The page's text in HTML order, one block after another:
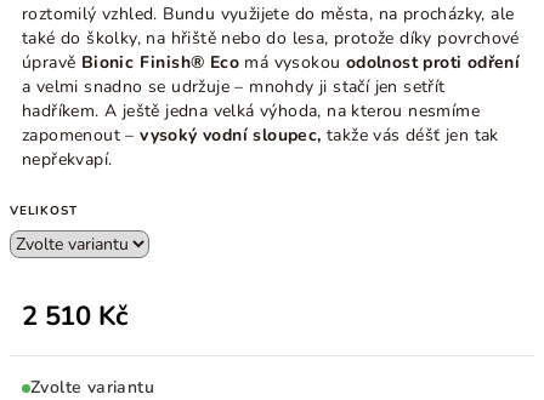
roztomilý vzhled. Bundu využijete do města, na procházky, ale
také do školky, na hřiště nebo do lesa, protože díky povrchové
úpravě Bionic Finish® Eco má vysokou odolnost proti odření
a velmi snadno se udržuje– mnohdy ji stačí jen setřít
hadříkem. A ještě jedna velká výhoda, na kterou nesmíme
zapomenout–vysoký vodní sloupec, takže vás déšť jen tak
nepřekvapí.
VELIKOST
2 510 Kč
Zvolte variantu